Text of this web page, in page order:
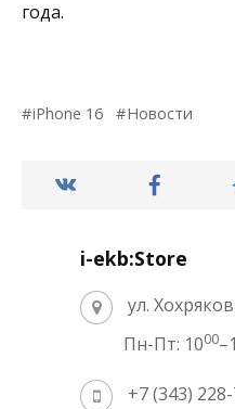
года.
iPhone 16 Новости
i-ekb:Store
ул.
Пн-Пт: 1000
+7 (343)